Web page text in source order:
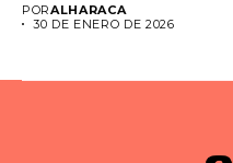
PORALHARACA
30 DE ENERO DE 2026